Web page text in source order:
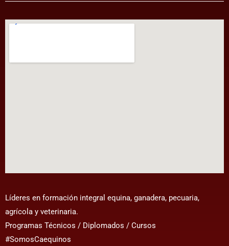
Líderes en formación integral equina, ganadera, pecuaria,
agrícola y veterinaria.
Programas Técnicos / Diplomados / Cursos
#SomosCaequinos